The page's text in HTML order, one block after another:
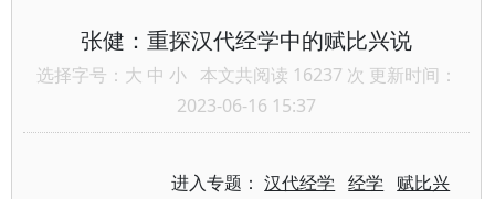
张健：重探汉代经学中的赋比兴说
选择字号： 大 中 小 本文共阅读 16237 次 更新时间：
2023-06-16 15:37
进入专题：汉代经学 经学 赋比兴